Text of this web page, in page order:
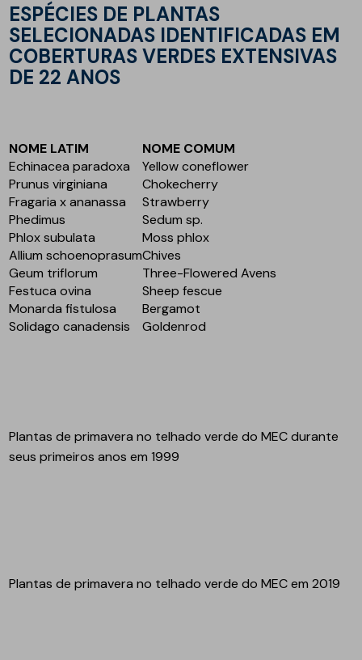
ESPÉCIES DE PLANTAS
SELECIONADAS IDENTIFICADAS EM
COBERTURAS VERDES EXTENSIVAS
DE 22 ANOS
NOME LATIM
NOME COMUM
Echinacea paradoxa
Yellow coneflower
Prunus virginiana
Chokecherry
Fragaria x ananassa
Strawberry
Phedimus
Sedum sp.
Phlox subulata
Moss phlox
Allium schoenoprasumChives
Geum triflorum
Three-Flowered Avens
Festuca ovina
Sheep fescue
Monarda fistulosa
Bergamot
Solidago canadensis
Goldenrod
Plantas de primavera no telhado verde do MEC durante
seus primeiros anos em 1999
Plantas de primavera no telhado verde do MEC em 2019